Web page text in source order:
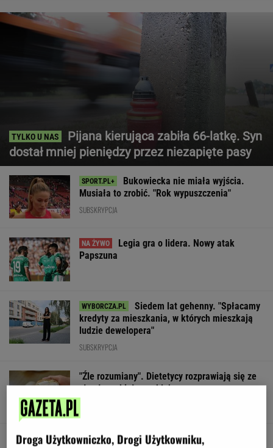
Pijana kierująca zabiła 66-latkę. Syn
dostał mniej pieniędzy przez niezapięte pasy
Bukowiecka nie miała wyjścia.
Musiała to zrobić. "Rok wypuszczenia"
SUBSKRYPCJA
Legia gra o lidera. Nowy atak
Papszuna
Siedem lat gehenny. "Spłacamy
kredyty za mieszkania, w których mieszkają
ludzie dewelopera"
SUBSKRYPCJA
"Źle rozumiany". Dietetycy rozprawiają się ze
złą sławą białego chleba
Nowy ruch w USA. Land Back szybko zyskuje
Droga Użytkowniczko, Drogi Użytkowniku,